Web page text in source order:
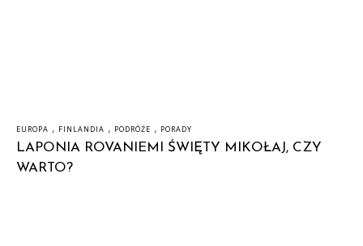
EUROPA , FINLANDIA , PODRÓŻE , PORADY
LAPONIA ROVANIEMI ŚWIĘTY MIKOŁAJ, CZY
WARTO?